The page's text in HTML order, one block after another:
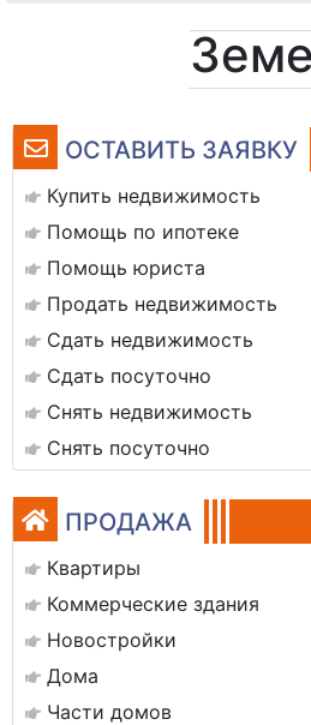
ОСТАВИТЬ ЗАЯВКУ
Купить недвижимость
Помощь по ипотеке
Помощь юриста
Продать недвижимость
Сдать недвижимость
Сдать посуточно
Снять недвижимость
Снять посуточно
ПРОДАЖА
Квартиры
Коммерческие здания
Новостройки
Дома
Части домов
a520-4ec9-9960-93be0a7cb950